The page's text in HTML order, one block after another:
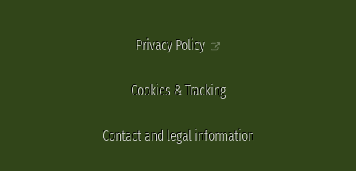
Privacy Policy
Cookies & Tracking
Contact and legal information